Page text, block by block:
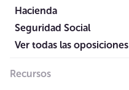
Hacienda
Seguridad Social
Ver todas las oposiciones
Recursos